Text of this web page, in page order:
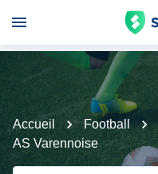
Accueil Football
AS Varennoise